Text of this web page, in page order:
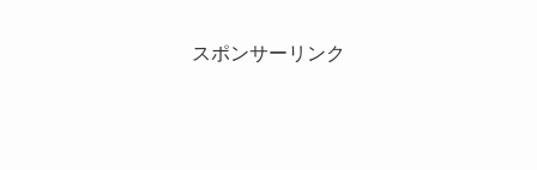
スポンサーリンク